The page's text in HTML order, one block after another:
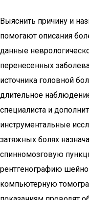
Выяснить причину и
помогают описания
данные
перенесенных
источника головной
длительное
специалиста и
инструментальные
затяжных болях
спинномозговую
рентгенографию
компьютерную